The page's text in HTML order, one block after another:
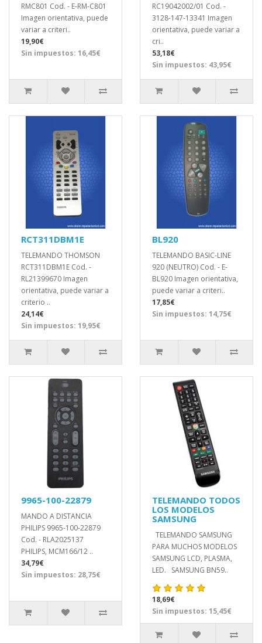
RMC801 Cod. - E-RM-C801
Imagen orientativa, puede
variar a criteri..
19,90€
Sin impuestos: 16,45€
RC19042002/01 Cod. -
3128-147-13341 Imagen
orientativa, puede variar a
cri..
53,18€
Sin impuestos: 43,95€
RCT311DBM1E
TELEMANDO THOMSON
RCT311DBM1E Cod. -
RL21399670 Imagen
orientativa, puede variar a
criterio ..
24,14€
Sin impuestos: 19,95€
BL920
TELEMANDO BASIC-LINE
920 (NEUTRO) Cod. - E-
BL920 Imagen orientativa,
puede variar a criteri..
17,85€
Sin impuestos: 14,75€
9965-100-22879
MANDO A DISTANCIA
PHILIPS 9965-100-22879
Cod. - RLA2025137
PHILIPS, MCM166/12 ..
34,79€
Sin impuestos: 28,75€
TELEMANDO TODOS
LOS MODELOS
SAMSUNG
TELEMANDO SAMSUNG
PARA MUCHOS MODELOS
SAMSUNG LCD, PLASMA,
LED. SAMSUNG BN59..
18,69€
Sin impuestos: 15,45€